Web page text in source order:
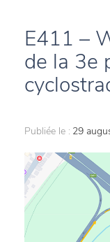
E411 –
de la 3e
Publiée le : 29